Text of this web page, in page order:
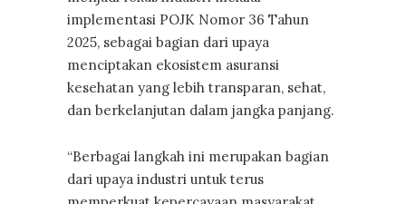
implementasi POJK Nomor 36 Tahun
2025, sebagai bagian dari upaya
menciptakan ekosistem asuransi
kesehatan yang lebih transparan, sehat,
dan berkelanjutan dalam jangka panjang.
“Berbagai langkah ini merupakan bagian
dari upaya industri untuk terus